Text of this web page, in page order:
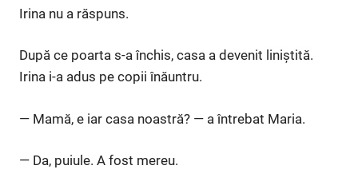
Irina nu a răspuns.
După ce poarta s-a închis, casa a devenit liniștită.
Irina i-a adus pe copii înăuntru.
— Mamă, e iar casa noastră? — a întrebat Maria.
— Da, puiule. A fost mereu.